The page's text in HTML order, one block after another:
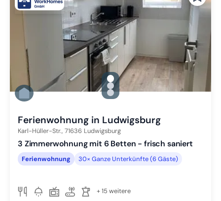
gallery.slide_selector
Zu Slide 1 wechseln
Zu Slide 2 wechseln
Zu Slide 3 wechseln
Ferienwohnung in Ludwigsburg
Karl-Hüller-Str., 71636 Ludwigsburg
3 Zimmerwohnung mit 6 Betten - frisch saniert
Ferienwohnung 30× Ganze Unterkünfte (6 Gäste)
+ 15 weitere